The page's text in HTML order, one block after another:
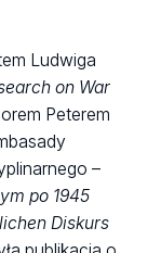
Ludwiga
on War
Peterem
–
po 1945
Diskurs